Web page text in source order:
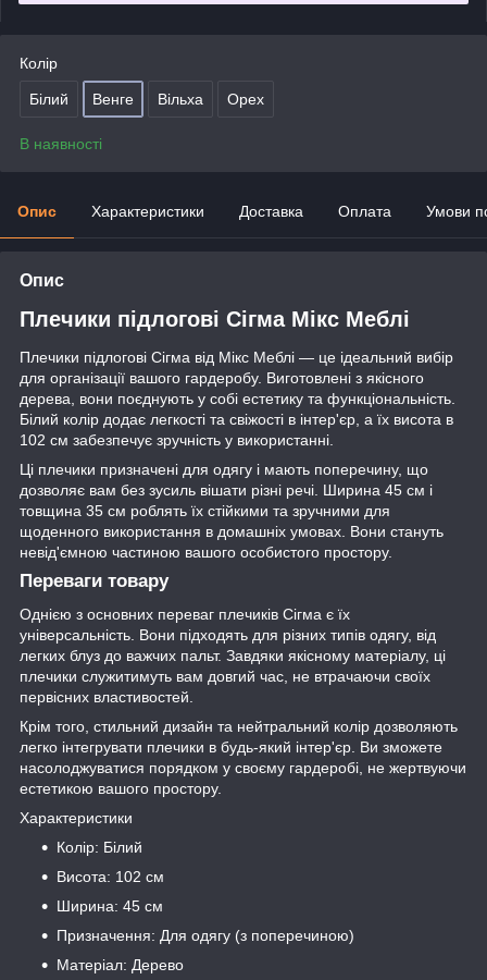
Колір
Білий Венге Вільха Орех
В наявності
Опис Характеристики Доставка Оплата Умови
Опис
Плечики підлогові Сігма Мікс Меблі
Плечики підлогові Сігма від Мікс Меблі — це ідеальний вибір
для організації вашого гардеробу. Виготовлені з якісного
дерева, вони поєднують у собі естетику та функціональність.
Білий колір додає легкості та свіжості в інтер'єр, а їх висота в
102 см забезпечує зручність у використанні.
Ці плечики призначені для одягу і мають поперечину, що
дозволяє вам без зусиль вішати різні речі. Ширина 45 см і
товщина 35 см роблять їх стійкими та зручними для
щоденного використання в домашніх умовах. Вони стануть
невід'ємною частиною вашого особистого простору.
Переваги товару
Однією з основних переваг плечиків Сігма є їх
універсальність. Вони підходять для різних типів одягу, від
легких блуз до важчих пальт. Завдяки якісному матеріалу, ці
плечики служитимуть вам довгий час, не втрачаючи своїх
первісних властивостей.
Крім того, стильний дизайн та нейтральний колір дозволяють
легко інтегрувати плечики в будь-який інтер'єр. Ви зможете
насолоджуватися порядком у своєму гардеробі, не жертвуючи
естетикою вашого простору.
Характеристики
Колір: Білий
Висота: 102 см
Ширина: 45 см
Призначення: Для одягу (з поперечиною)
Матеріал: Дерево